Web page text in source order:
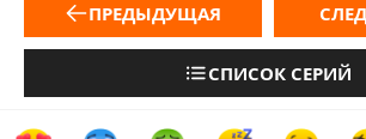
ПРЕДЫДУЩАЯ
СПИСОК СЕРИЙ